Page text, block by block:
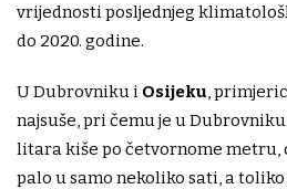
vrijednosti posljednjeg
do 2020. godine.
U Dubrovniku i Osijeku,
najsuše, pri čemu je u
litara kiše po četvornome metru,
palo u samo nekoliko sati, a